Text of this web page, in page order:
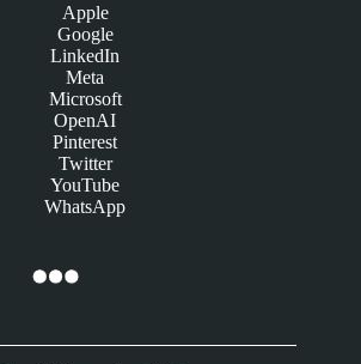
Apple
Google
LinkedIn
Meta
Microsoft
OpenAI
Pinterest
Twitter
YouTube
WhatsApp